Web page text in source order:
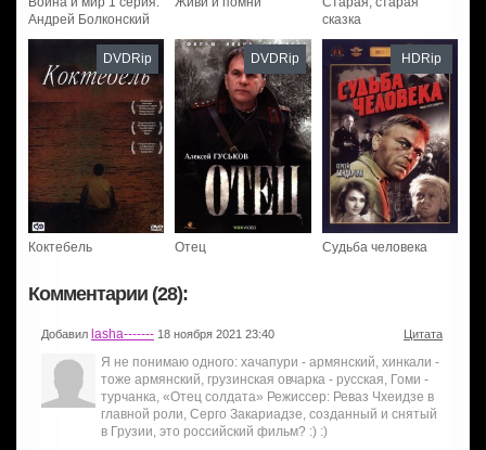
Андрей Болконский
сказка
Коктебель
DVDRip
Отец
DVDRip
Судьба человека
HDRip
Комментарии (28):
Добавил lasha------- 18 ноября 2021 23:40 Цитата
Я не понимаю одного: хачапури - армянский, хинкали -
тоже армянский, грузинская овчарка - русская, Гоми -
турчанка, «Отец солдата» Режиссер: Реваз Чхеидзе в
главной роли, Серго Закариадзе, созданный и снятый
в Грузии, это российский фильм? :) :)